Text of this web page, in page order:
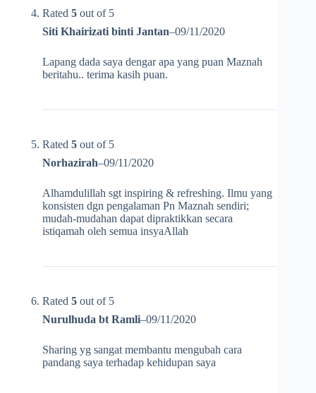
Rated 5 out of 5
Siti Khairizati binti Jantan–09/11/2020
Lapang dada saya dengar apa yang puan Maznah
beritahu.. terima kasih puan.
Rated 5 out of 5
Norhazirah–09/11/2020
Alhamdulillah sgt inspiring & refreshing. Ilmu yang
konsisten dgn pengalaman Pn Maznah sendiri;
mudah-mudahan dapat dipraktikkan secara
istiqamah oleh semua insyaAllah
Rated 5 out of 5
Nurulhuda bt Ramli–09/11/2020
Sharing yg sangat membantu mengubah cara
pandang saya terhadap kehidupan saya